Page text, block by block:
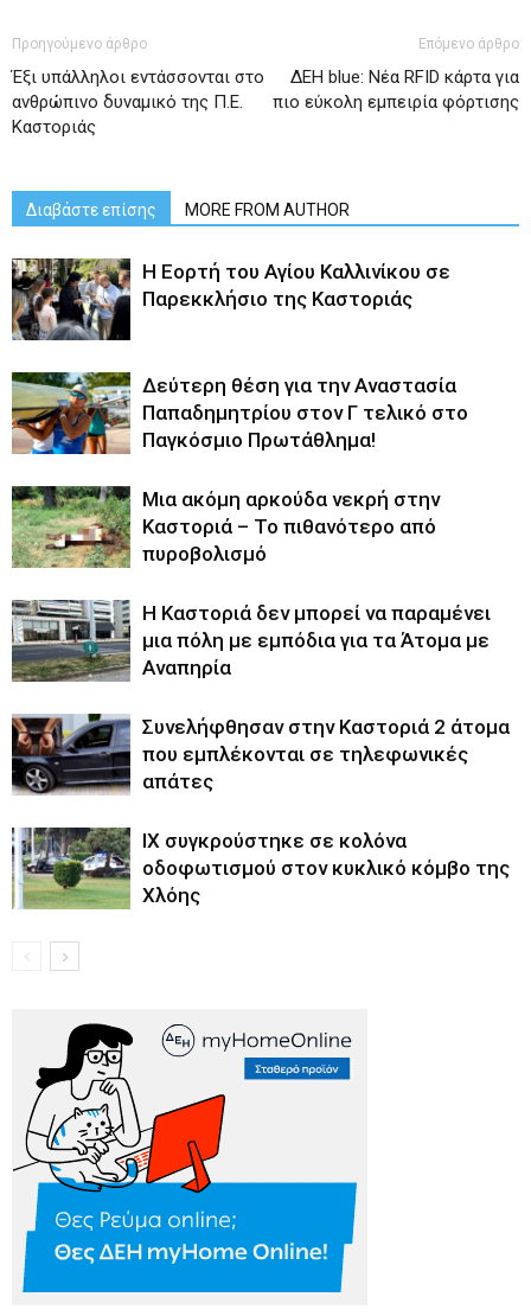
Προηγούμενο άρθρο
Έξι υπάλληλοι εντάσσονται στο
ανθρώπινο δυναμικό της Π.Ε.
Καστοριάς
Επόμενο άρθρο
ΔΕΗ blue: Νέα RFID κάρτα για
πιο εύκολη εμπειρία φόρτισης
Διαβάστε επίσης MORE FROM AUTHOR
H Εορτή του Αγίου Καλλινίκου σε
Παρεκκλήσιο της Καστοριάς
Δεύτερη θέση για την Αναστασία
Παπαδημητρίου στον Γ τελικό στο
Παγκόσμιο Πρωτάθλημα!
Μια ακόμη αρκούδα νεκρή στην
Καστοριά – Το πιθανότερο από
πυροβολισμό
Η Καστοριά δεν μπορεί να παραμένει
μια πόλη με εμπόδια για τα Άτομα με
Αναπηρία
Συνελήφθησαν στην Καστοριά 2 άτομα
που εμπλέκονται σε τηλεφωνικές
απάτες
ΙΧ συγκρούστηκε σε κολόνα
οδοφωτισμού στον κυκλικό κόμβο της
Χλόης